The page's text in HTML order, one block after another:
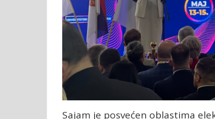
Sajam je posvećen oblastima